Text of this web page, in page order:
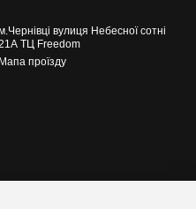
вулиця Небесної сотні
ТЦ Freedom
Мапа проїзду